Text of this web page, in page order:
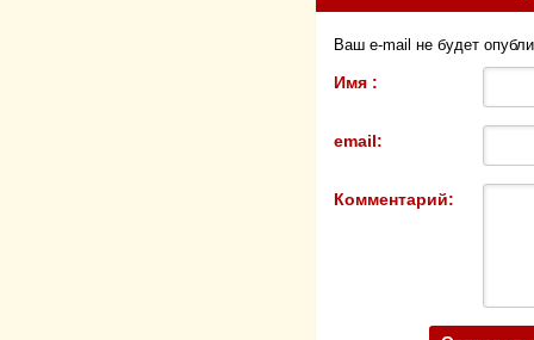
Ваш e-mail не будет
Имя :
email:
Комментарий: